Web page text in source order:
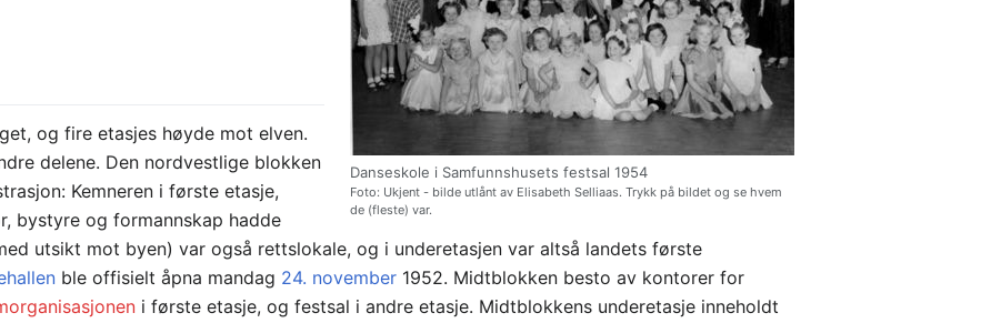
Danseskole i Samfunnshusets festsal 1954
Foto: Ukjent - bilde utlånt av Elisabeth Selliaas. Trykk på bildet og se hvem
de (fleste) var.
og fire etasjes høyde mot elven.
delene. Den nordvestlige blokken
Kemneren i første etasje,
bystyre og formannskap hadde
utsikt mot byen) var også rettslokale, og i underetasjen var altså landets første
ble offisielt åpna mandag 24. november 1952. Midtblokken besto av kontorer for
i første etasje, og festsal i andre etasje. Midtblokkens underetasje inneholdt